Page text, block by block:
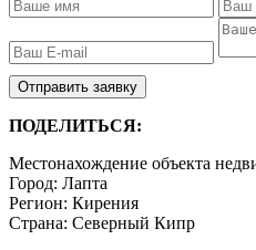
ПОДЕЛИТЬСЯ:
Местонахождение объекта
Город: Лапта
Регион: Кирения
Страна: Северный Кипр